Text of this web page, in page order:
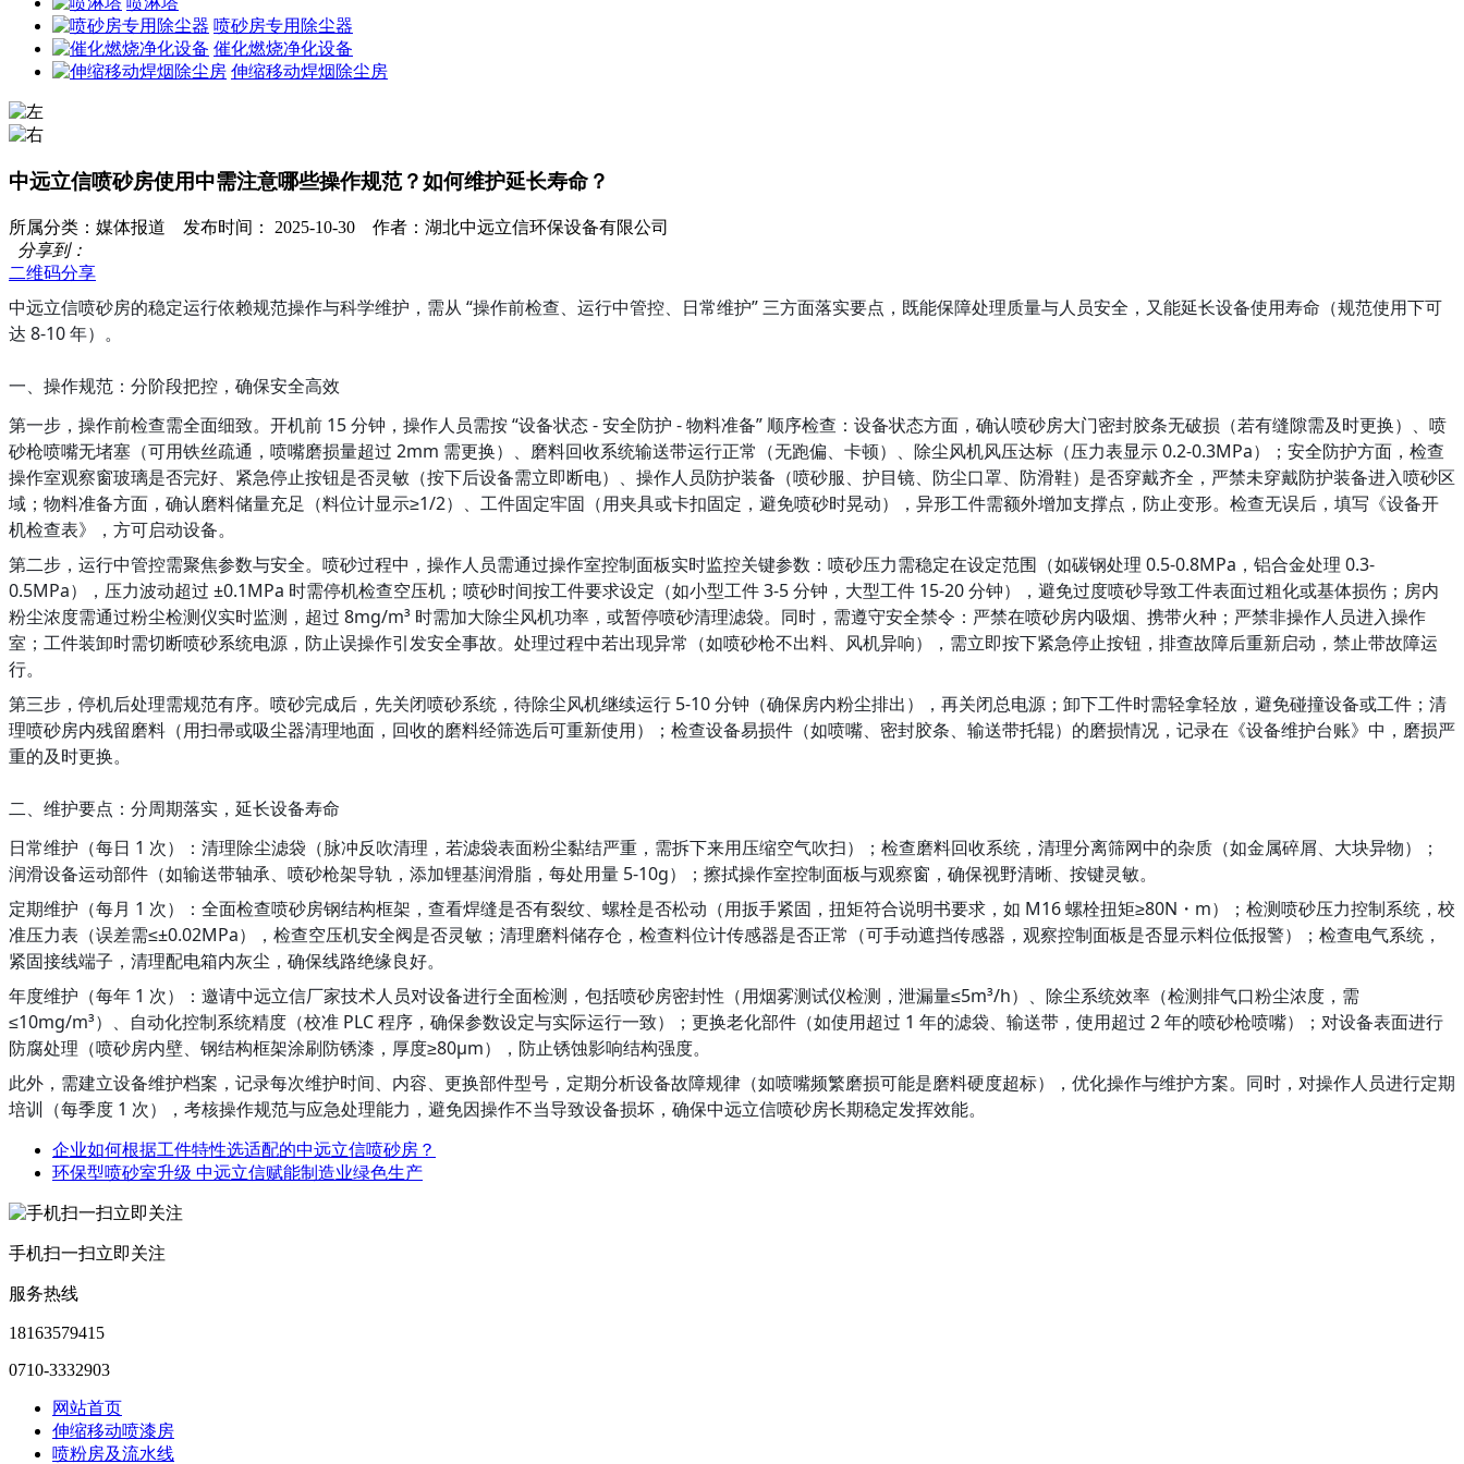
喷砂房专用除尘器
催化燃烧净化设备
伸缩移动焊烟除尘房
中远立信喷砂房使用中需注意哪些操作规范？如何维护延长寿命？
所属分类：媒体报道 发布时间： 2025-10-30 作者：湖北中远立信环保设备有限公司
分享到：
二维码分享
中远立信喷砂房的稳定运行依赖规范操作与科学维护，需从 “操作前检查、运行中管控、日常维护” 三方面落实要点，既能保障处理质量与人员安全，又能延长设备使用寿命（规范使用下可
达 8-10 年）。
一、操作规范：分阶段把控，确保安全高效
第一步，操作前检查需全面细致。开机前 15 分钟，操作人员需按 “设备状态 - 安全防护 - 物料准备” 顺序检查：设备状态方面，确认喷砂房大门密封胶条无破损（若有缝隙需及时更换）、喷
砂枪喷嘴无堵塞（可用铁丝疏通，喷嘴磨损量超过 2mm 需更换）、磨料回收系统输送带运行正常（无跑偏、卡顿）、除尘风机风压达标（压力表显示 0.2-0.3MPa）；安全防护方面，检查
操作室观察窗玻璃是否完好、紧急停止按钮是否灵敏（按下后设备需立即断电）、操作人员防护装备（喷砂服、护目镜、防尘口罩、防滑鞋）是否穿戴齐全，严禁未穿戴防护装备进入喷砂区
域；物料准备方面，确认磨料储量充足（料位计显示≥1/2）、工件固定牢固（用夹具或卡扣固定，避免喷砂时晃动），异形工件需额外增加支撑点，防止变形。检查无误后，填写《设备开
机检查表》，方可启动设备。
第二步，运行中管控需聚焦参数与安全。喷砂过程中，操作人员需通过操作室控制面板实时监控关键参数：喷砂压力需稳定在设定范围（如碳钢处理 0.5-0.8MPa，铝合金处理 0.3-
0.5MPa），压力波动超过 ±0.1MPa 时需停机检查空压机；喷砂时间按工件要求设定（如小型工件 3-5 分钟，大型工件 15-20 分钟），避免过度喷砂导致工件表面过粗化或基体损伤；房内
粉尘浓度需通过粉尘检测仪实时监测，超过 8mg/m³ 时需加大除尘风机功率，或暂停喷砂清理滤袋。同时，需遵守安全禁令：严禁在喷砂房内吸烟、携带火种；严禁非操作人员进入操作
室；工件装卸时需切断喷砂系统电源，防止误操作引发安全事故。处理过程中若出现异常（如喷砂枪不出料、风机异响），需立即按下紧急停止按钮，排查故障后重新启动，禁止带故障运
行。
第三步，停机后处理需规范有序。喷砂完成后，先关闭喷砂系统，待除尘风机继续运行 5-10 分钟（确保房内粉尘排出），再关闭总电源；卸下工件时需轻拿轻放，避免碰撞设备或工件；清
理喷砂房内残留磨料（用扫帚或吸尘器清理地面，回收的磨料经筛选后可重新使用）；检查设备易损件（如喷嘴、密封胶条、输送带托辊）的磨损情况，记录在《设备维护台账》中，磨损严
重的及时更换。
二、维护要点：分周期落实，延长设备寿命
日常维护（每日 1 次）：清理除尘滤袋（脉冲反吹清理，若滤袋表面粉尘黏结严重，需拆下来用压缩空气吹扫）；检查磨料回收系统，清理分离筛网中的杂质（如金属碎屑、大块异物）；
润滑设备运动部件（如输送带轴承、喷砂枪架导轨，添加锂基润滑脂，每处用量 5-10g）；擦拭操作室控制面板与观察窗，确保视野清晰、按键灵敏。
定期维护（每月 1 次）：全面检查喷砂房钢结构框架，查看焊缝是否有裂纹、螺栓是否松动（用扳手紧固，扭矩符合说明书要求，如 M16 螺栓扭矩≥80N・m）；检测喷砂压力控制系统，校
准压力表（误差需≤±0.02MPa），检查空压机安全阀是否灵敏；清理磨料储存仓，检查料位计传感器是否正常（可手动遮挡传感器，观察控制面板是否显示料位低报警）；检查电气系统，
紧固接线端子，清理配电箱内灰尘，确保线路绝缘良好。
年度维护（每年 1 次）：邀请中远立信厂家技术人员对设备进行全面检测，包括喷砂房密封性（用烟雾测试仪检测，泄漏量≤5m³/h）、除尘系统效率（检测排气口粉尘浓度，需
≤10mg/m³）、自动化控制系统精度（校准 PLC 程序，确保参数设定与实际运行一致）；更换老化部件（如使用超过 1 年的滤袋、输送带，使用超过 2 年的喷砂枪喷嘴）；对设备表面进行
防腐处理（喷砂房内壁、钢结构框架涂刷防锈漆，厚度≥80μm），防止锈蚀影响结构强度。
此外，需建立设备维护档案，记录每次维护时间、内容、更换部件型号，定期分析设备故障规律（如喷嘴频繁磨损可能是磨料硬度超标），优化操作与维护方案。同时，对操作人员进行定期
培训（每季度 1 次），考核操作规范与应急处理能力，避免因操作不当导致设备损坏，确保中远立信喷砂房长期稳定发挥效能。
企业如何根据工件特性选适配的中远立信喷砂房？
环保型喷砂室升级 中远立信赋能制造业绿色生产
手机扫一扫立即关注
服务热线
18163579415
0710-3332903
网站首页
伸缩移动喷漆房
喷粉房及流水线